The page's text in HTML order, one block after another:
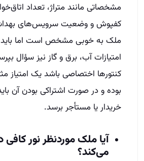
مشخصاتی مانند متراژ، تعداد
کفپوش و وضعیت سرویس‌های
ملک به خوبی مشخص است اما باید
امتیازات آب، برق و گاز نیز سؤال
کنتورها اختصاصی باشد یک امتیاز
بوده و در صورت اشتراکی بودن آن
خریدار یا مستأجر برسد.
آیا ملک موردنظر نور کافی
می‌کند؟